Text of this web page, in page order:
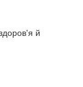
й